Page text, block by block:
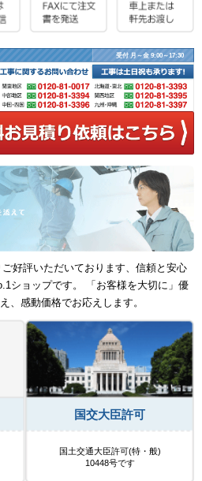
受付 月～金 9:00～17:30
好評いただいております、信頼と安心
ショップです。 「お客様を大切に」優
、感動価格でお応えします。
国交大臣許可
国土交通大臣許可(特・般)
10448号です